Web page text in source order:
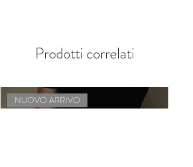
Prodotti correlati
NUOVO ARRIVO